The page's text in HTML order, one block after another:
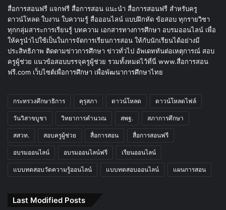
สื่อการสอนฟรี แจกฟรี สื่อการสอน แนะนำ สื่อการสอนฟรี สำหรับครู
ดาวน์โหลด ใบงาน ใบความรู้ สื่อออนไลน์ แบบฝึกหัด ข้อสอบ ทุกรายวิชา
ทุกกลุ่มสาระการเรียนรู้ บทความ เอกสารทางการศึกษา อบรมออนไลน์ เพื่อ
ให้ครูนำไปใช้เป็นในการจัดการเรียนการสอน ให้กับนักเรียนได้อย่างมี
ประสิทธิภาพ ติดตามข่าวการศึกษา ข่าวทั่วไป อัพเดททันต่อเหตุการณ์ สอบ
ครูผู้ช่วย แนวข้อสอบบรรจุครูผู้ช่วย รวมทั้งหมดไว้ที่นี่ www.สื่อการสอน
ฟรี.com เว็บไซต์เพื่อการศึกษา เพื่อพัฒนาการศึกษาไทย
กระทรวงศึกษาธิการ คุรุสภา ดาวน์โหลด ดาวน์โหลดไฟล์
วันวิสาขบูชา วิทยาการคำนวณ สพฐ. สภาการศึกษา
สสวท. สอบครูผู้ช่วย สื่อการสอน สื่อการสอนฟรี
อบรมออนไลน์ อบรมออนไลน์ฟรี เรียนออนไลน์
แบบทดสอบวัดความรู้ออนไลน์ แบบทดสอบออนไลน์ แผนการสอน
Last Modified Posts